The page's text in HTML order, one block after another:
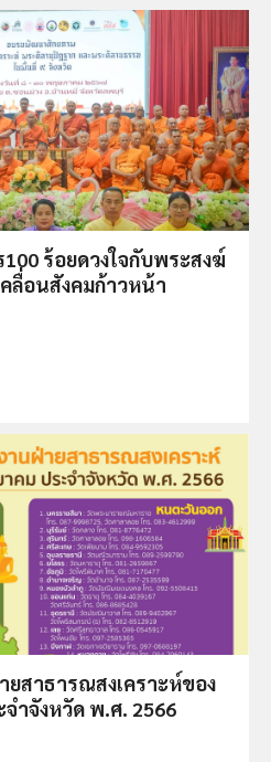
ร้อยดวงใจกับพระสงฆ์
ลื่อนสังคมก้าวหน้า
สาธารณสงเคราะห์ของ
ำจังหวัด พ.ศ. 2566